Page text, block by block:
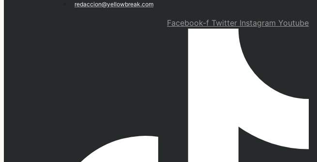
redaccion@yellowbreak.com
Facebook-f Twitter Instagram Youtube